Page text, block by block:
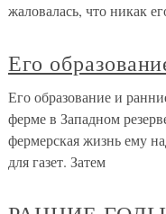
жаловалась, что никак
Его
Его образование и
ферме в Западном
фермерская жизнь ему
для газет. Затем